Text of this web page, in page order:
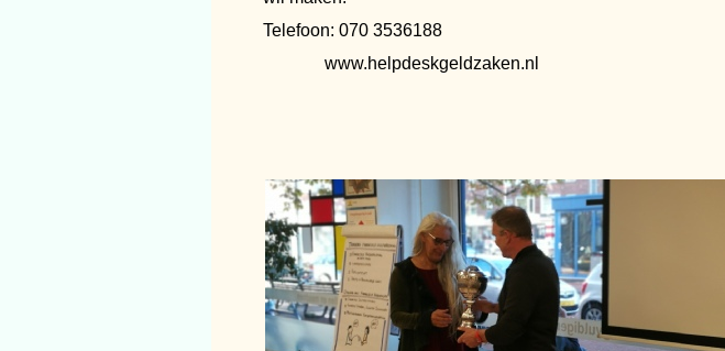
Telefoon: 070 3536188
www.helpdeskgeldzaken.nl